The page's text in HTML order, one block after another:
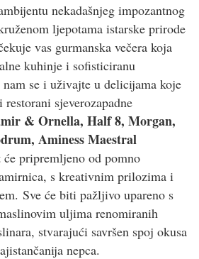
nekadašnjeg impozantnog
ljepotama istarske prirode
vas gurmanska večera koja
kuhinje i sofisticiranu
se i uživajte u delicijama koje
sjeverozapadne
& Ornella, Half 8, Morgan,
Aminess Maestral
pripremljeno od pomno
s kreativnim prilozima i
Sve će biti pažljivo upareno s
uljima renomiranih
stvarajući savršen spoj okusa
nepca.